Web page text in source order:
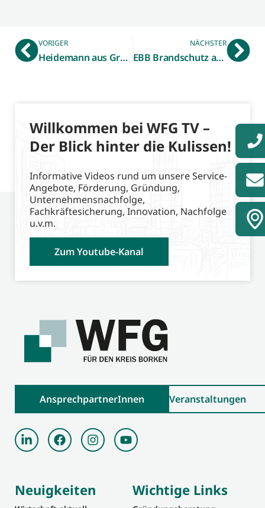
VORIGER
Heidemann aus Gronau
NÄCHSTER
EBB Brandschutz aus Ahaus
Willkommen bei WFG TV –
Der Blick hinter die Kulissen!
Informative Videos rund um unsere Service-
Angebote, Förderung, Gründung,
Unternehmensnachfolge,
Fachkräftesicherung, Innovation, Nachfolge
u.v.m.
Zum Youtube-Kanal
AnsprechpartnerInnen Veranstaltungen
Neuigkeiten Wichtige Links